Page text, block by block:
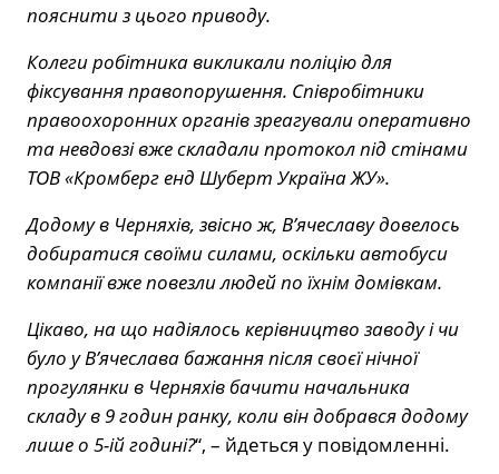
пояснити з цього приводу.
Колеги робітника викликали поліцію для
фіксування правопорушення. Співробітники
правоохоронних органів зреагували оперативно
та невдовзі вже складали протокол під стінами
ТОВ «Кромберг енд Шуберт Україна ЖУ».
Додому в Черняхів, звісно ж, В’ячеславу довелось
добиратися своїми силами, оскільки автобуси
компанії вже повезли людей по їхнім домівкам.
Цікаво, на що надіялось керівництво заводу і чи
було у В’ячеслава бажання після своєї нічної
прогулянки в Черняхів бачити начальника
складу в 9 годин ранку, коли він добрався додому
лише о 5-ій годині?“, – йдеться у повідомленні.